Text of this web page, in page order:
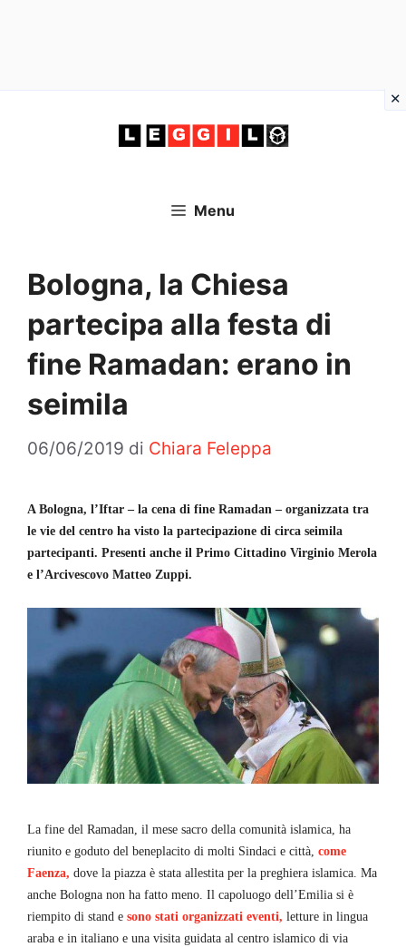
Menu
Bologna, la Chiesa
partecipa alla festa di
fine Ramadan: erano in
seimila
06/06/2019 di Chiara Feleppa
A Bologna, l’Iftar – la cena di fine Ramadan – organizzata tra
le vie del centro ha visto la partecipazione di circa seimila
partecipanti. Presenti anche il Primo Cittadino Virginio Merola
e l’Arcivescovo Matteo Zuppi.
La fine del Ramadan, il mese sacro della comunità islamica, ha
riunito e goduto del beneplacito di molti Sindaci e città, come
Faenza, dove la piazza è stata allestita per la preghiera islamica. Ma
anche Bologna non ha fatto meno. Il capoluogo dell’Emilia si è
riempito di stand e sono stati organizzati eventi, letture in lingua
araba e in italiano e una visita guidata al centro islamico di via